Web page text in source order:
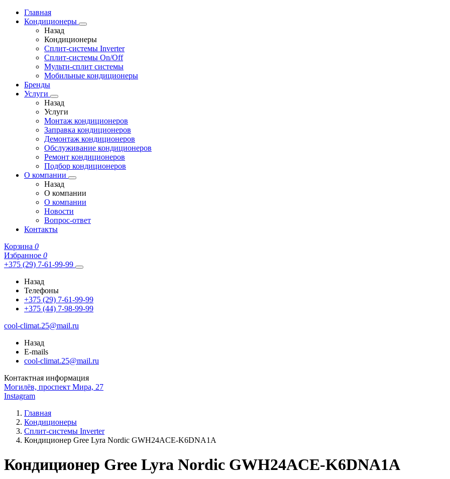
Главная
Кондиционеры
Назад
Кондиционеры
Сплит-системы Inverter
Сплит-системы On/Off
Мульти-сплит системы
Мобильные кондиционеры
Бренды
Услуги
Назад
Услуги
Монтаж кондиционеров
Заправка кондиционеров
Демонтаж кондиционеров
Обслуживание кондиционеров
Ремонт кондиционеров
Подбор кондиционеров
О компании
Назад
О компании
О компании
Новости
Вопрос-ответ
Контакты
Корзина 0
Избранное 0
+375 (29) 7-61-99-99
Назад
Телефоны
+375 (29) 7-61-99-99
+375 (44) 7-98-99-99
cool-climat.25@mail.ru
Назад
E-mails
cool-climat.25@mail.ru
Контактная информация
Могилёв, проспект Мира, 27
Instagram
Главная
Кондиционеры
Сплит-системы Inverter
Кондиционер Gree Lyra Nordic GWH24ACE-K6DNA1A
Кондиционер Gree Lyra Nordic GWH24ACE-K6DNA1A